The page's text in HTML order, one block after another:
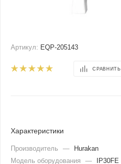
Артикул: EQP-205143
СРАВНИТЬ
Характеристики
Производитель —
Hurakan
Модель оборудования
—
IP30FE